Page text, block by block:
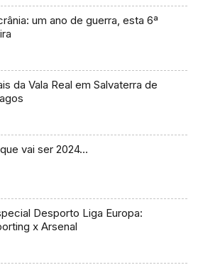
um ano de guerra, esta 6ª
da Vala Real em Salvaterra de
vai ser 2024…
Desporto Liga Europa:
x Arsenal